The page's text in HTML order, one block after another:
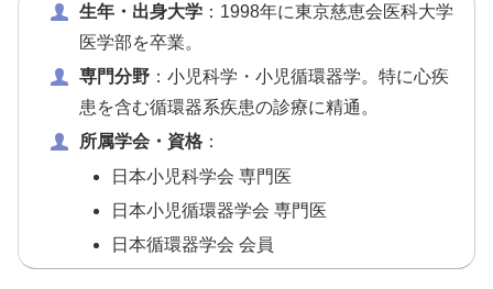
生年・出身大学：1998年に東京慈恵会医科大学
医学部を卒業。
専門分野：小児科学・小児循環器学。特に心疾
患を含む循環器系疾患の診療に精通。
所属学会・資格：
日本小児科学会 専門医
日本小児循環器学会 専門医
日本循環器学会 会員